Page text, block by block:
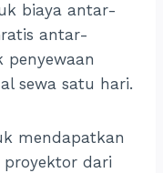
biaya antar-
antar-
sewa satu hari.
mendapatkan
dari